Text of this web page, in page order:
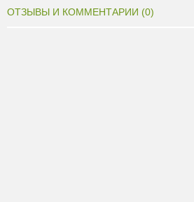
ОТЗЫВЫ И КОММЕНТАРИИ (0)